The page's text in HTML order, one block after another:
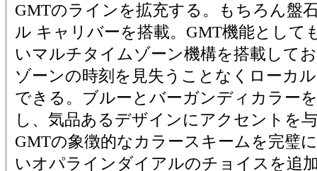
GMTのラインを拡充する。もちろん盤
ル キャリバーを搭載。GMT機能として
いマルチタイムゾーン機構を搭載して
ゾーンの時刻を見失うことなくローカ
できる。ブルーとバーガンディカラー
し、気品あるデザインにアクセントを
GMTの象徴的なカラースキームを完璧
いオパラインダイアルのチョイスを追